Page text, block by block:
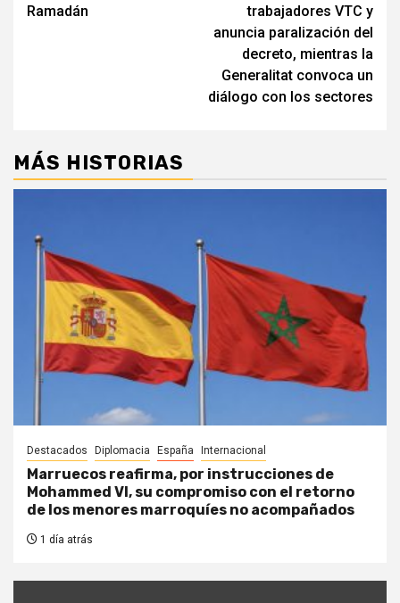
Ramadán
trabajadores VTC y
anuncia paralización del
decreto, mientras la
Generalitat convoca un
diálogo con los sectores
MÁS HISTORIAS
Destacados Diplomacia España Internacional
Marruecos reafirma, por instrucciones de
Mohammed VI, su compromiso con el retorno
de los menores marroquíes no acompañados
1 día atrás